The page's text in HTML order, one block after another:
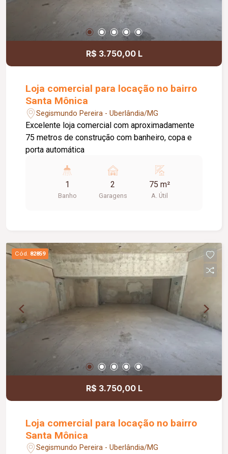
R$ 3.750,00 L
Loja comercial para locação no bairro
Santa Mônica
Segismundo Pereira - Uberlândia/MG
Excelente loja comercial com aproximadamente
75 metros de construção com banheiro, copa e
porta automática
1
Banho
2
Garagens
75 m²
A. Útil
Cód. 82859
R$ 3.750,00 L
Loja comercial para locação no bairro
Santa Mônica
Segismundo Pereira - Uberlândia/MG